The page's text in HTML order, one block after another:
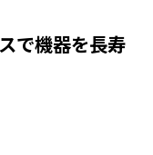
で機器を長寿